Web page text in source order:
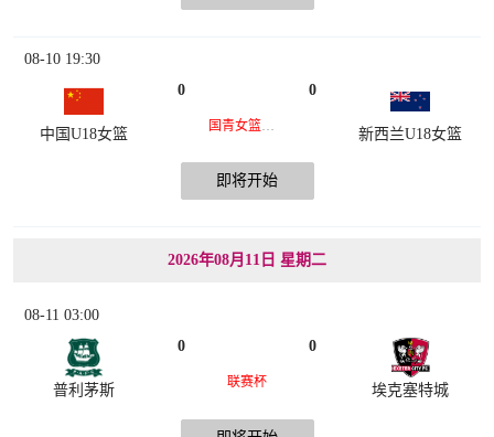
08-10 19:30
中国U18女篮
0 0
新西兰U18女篮
即将开始
2026年08月11日 星期二
08-11 03:00
普利茅斯
0
联赛杯
0
埃克塞特城